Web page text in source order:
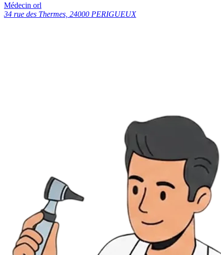
Médecin orl
34 rue des Thermes, 24000 PERIGUEUX